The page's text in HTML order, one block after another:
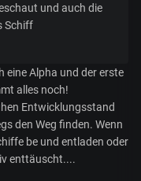
und auch die
Schiff
eine Alpha und der erste
alles noch!
Entwicklungsstand
den Weg finden. Wenn
be und entladen oder
enttäuscht....